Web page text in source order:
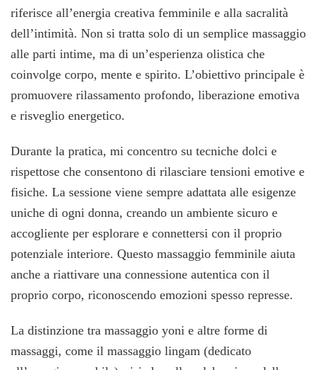
riferisce all’energia creativa femminile e alla sacralità
dell’intimità. Non si tratta solo di un semplice massaggio
alle parti intime, ma di un’esperienza olistica che
coinvolge corpo, mente e spirito. L’obiettivo principale è
promuovere rilassamento profondo, liberazione emotiva
e risveglio energetico.
Durante la pratica, mi concentro su tecniche dolci e
rispettose che consentono di rilasciare tensioni emotive e
fisiche. La sessione viene sempre adattata alle esigenze
uniche di ogni donna, creando un ambiente sicuro e
accogliente per esplorare e connettersi con il proprio
potenziale interiore. Questo massaggio femminile aiuta
anche a riattivare una connessione autentica con il
proprio corpo, riconoscendo emozioni spesso represse.
La distinzione tra massaggio yoni e altre forme di
massaggi, come il massaggio lingam (dedicato